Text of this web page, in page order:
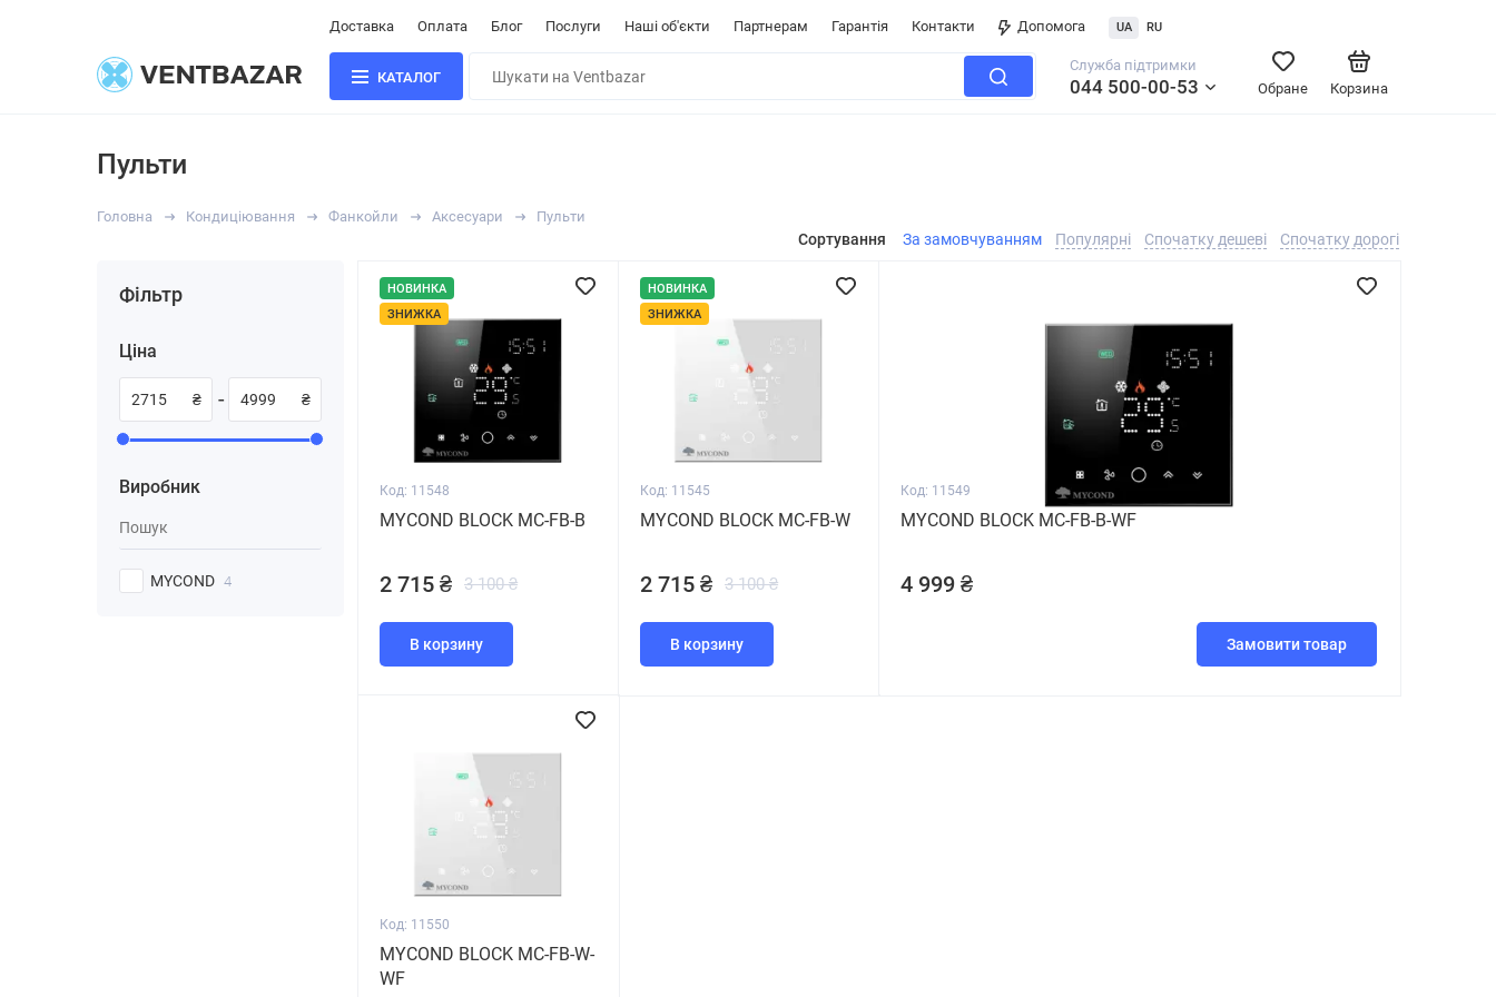
Доставка Оплата Блог Послуги Наші об'єкти Партнерам Гарантія Контакти Допомога UA RU
КАТАЛОГ
Служба підтримки
044 500-00-53 Корзина
Обране
Пульти
Головна Кондиціювання Фанкойли Аксесуари Пульти
Сортування За замовчуванням Популярні Спочатку дешеві Спочатку дорогі
Фільтр
Ціна
₴ - ₴
Виробник
MYCOND 4
НОВИНКА
ЗНИЖКА
Код: 11548
MYCOND BLOCK MC-FB-B
2 715 ₴ 3 100 ₴
В корзину
НОВИНКА
ЗНИЖКА
Код: 11545
MYCOND BLOCK MC-FB-W
2 715 ₴ 3 100 ₴
В корзину
Код: 11549
MYCOND BLOCK MC-FB-B-WF
4 999 ₴
Замовити товар
Код: 11550
MYCOND BLOCK MC-FB-W-
WF